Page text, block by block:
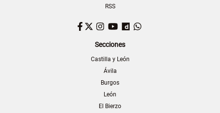
RSS
Facebook
TwitterInstagram
YouTubeDailymotion
Secciones
Castilla y León
Ávila
Burgos
León
El Bierzo